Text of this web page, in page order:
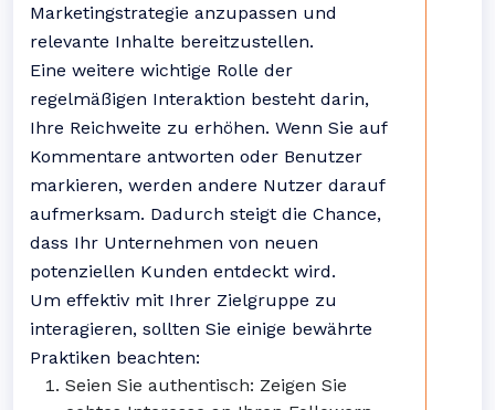
Marketingstrategie anzupassen und
relevante Inhalte bereitzustellen.
Eine weitere wichtige Rolle der
regelmäßigen Interaktion besteht darin,
Ihre Reichweite zu erhöhen. Wenn Sie auf
Kommentare antworten oder Benutzer
markieren, werden andere Nutzer darauf
aufmerksam. Dadurch steigt die Chance,
dass Ihr Unternehmen von neuen
potenziellen Kunden entdeckt wird.
Um effektiv mit Ihrer Zielgruppe zu
interagieren, sollten Sie einige bewährte
Praktiken beachten:
Seien Sie authentisch: Zeigen Sie